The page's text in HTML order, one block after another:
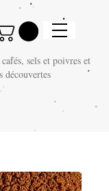
sels et poivres et
découvertes